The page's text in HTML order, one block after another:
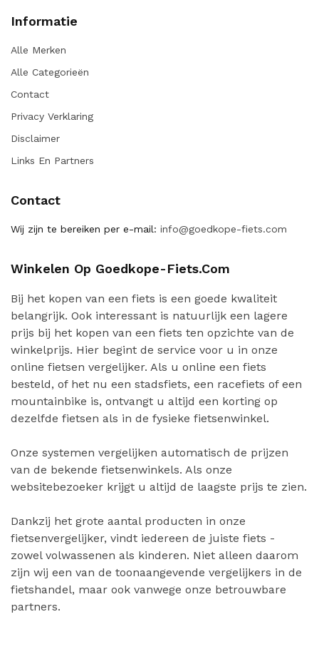
Informatie
Alle Merken
Alle Categorieën
Contact
Privacy Verklaring
Disclaimer
Links En Partners
Contact
Wij zijn te bereiken per e-mail: info@goedkope-fiets.com
Winkelen Op Goedkope-Fiets.com
Bij het kopen van een fiets is een goede kwaliteit
belangrijk. Ook interessant is natuurlijk een lagere
prijs bij het kopen van een fiets ten opzichte van de
winkelprijs. Hier begint de service voor u in onze
online fietsen vergelijker. Als u online een fiets
besteld, of het nu een stadsfiets, een racefiets of een
mountainbike is, ontvangt u altijd een korting op
dezelfde fietsen als in de fysieke fietsenwinkel.
Onze systemen vergelijken automatisch de prijzen
van de bekende fietsenwinkels. Als onze
websitebezoeker krijgt u altijd de laagste prijs te zien.
Dankzij het grote aantal producten in onze
fietsenvergelijker, vindt iedereen de juiste fiets -
zowel volwassenen als kinderen. Niet alleen daarom
zijn wij een van de toonaangevende vergelijkers in de
fietshandel, maar ook vanwege onze betrouwbare
partners.